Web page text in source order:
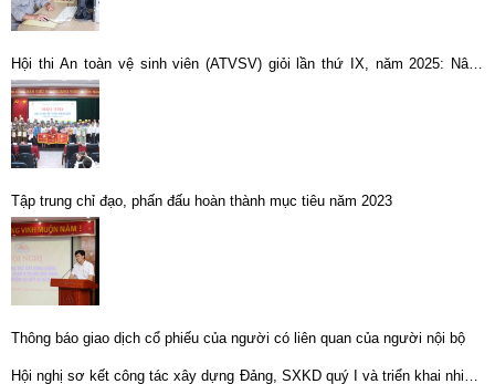
Hội thi An toàn vệ sinh viên (ATVSV) giỏi lần thứ IX, năm 2025: Nâng
hiệu quả công tác đảm bảo an toàn, vệ sinh lao động trong sản xuất
Tập trung chỉ đạo, phấn đấu hoàn thành mục tiêu năm 2023
Thông báo giao dịch cổ phiếu của người có liên quan của người nội bộ
Hội nghị sơ kết công tác xây dựng Đảng, SXKD quý I và triển khai nhiệm